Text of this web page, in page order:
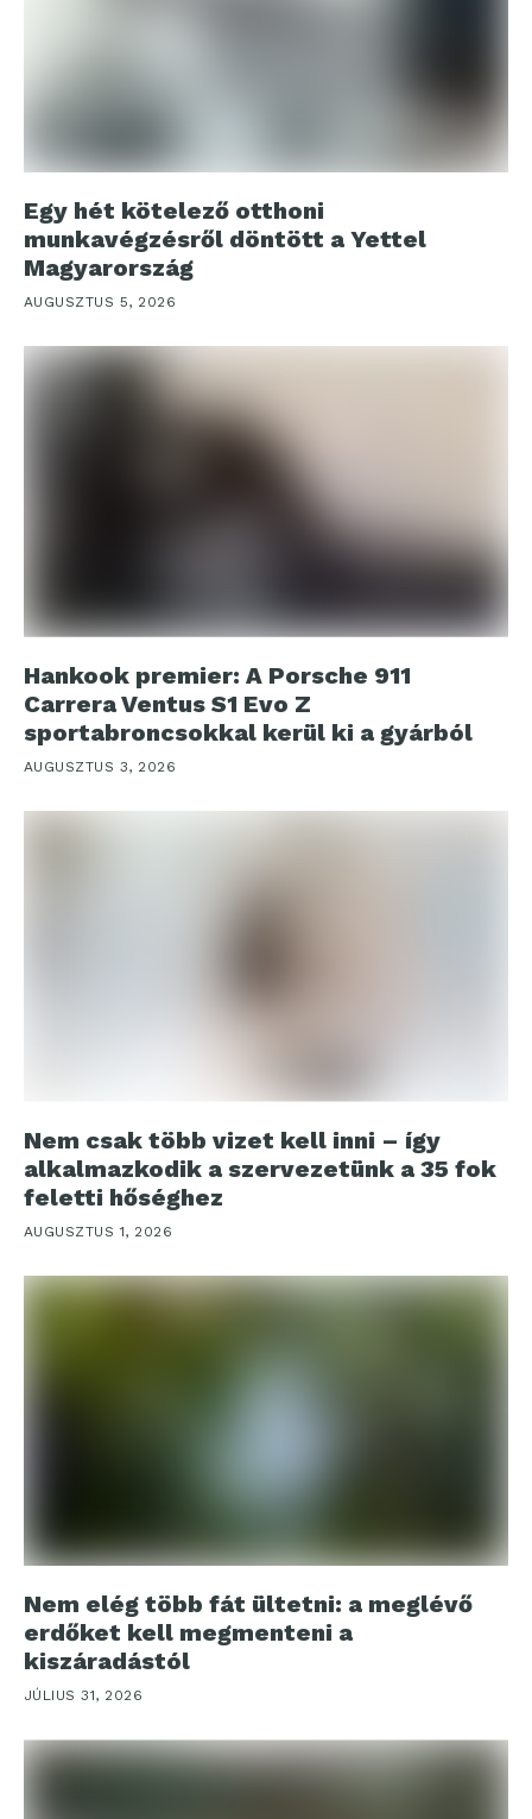
Egy hét kötelező otthoni
munkavégzésről döntött a Yettel
Magyarország
AUGUSZTUS 5, 2026
Hankook premier: A Porsche 911
Carrera Ventus S1 Evo Z
sportabroncsokkal kerül ki a gyárból
AUGUSZTUS 3, 2026
Nem csak több vizet kell inni – így
alkalmazkodik a szervezetünk a 35 fok
feletti hőséghez
AUGUSZTUS 1, 2026
Nem elég több fát ültetni: a meglévő
erdőket kell megmenteni a
kiszáradástól
JÚLIUS 31, 2026